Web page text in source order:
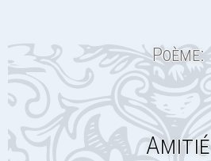
Poème:
Amitié